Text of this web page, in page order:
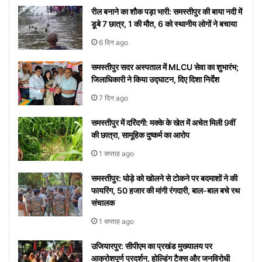
पाएंगे
पर हुआ
वाइरल
रील बनाने का शौक पड़ा भारी: समस्तीपुर की बाया नदी में
डूबे 7 छात्र, 1 की मौत, 6 को स्थानीय लोगों ने बचाया
6 दिन ago
समस्तीपुर सदर अस्पताल में MLCU सेवा का शुभारंभ;
जिलाधिकारी ने किया उद्घाटन, दिए दिशा निर्देश
7 दिन ago
समस्तीपुर में दरिंदगी: मक्के के खेत में अचेत मिली 9वीं
की छात्रा, सामूहिक दुष्कर्म का आरोप
1 सप्ताह ago
समस्तीपुर: घोड़े को खोलने से टोकने पर बदमाशों ने की
फायरिंग, 50 हजार की मांगी रंगदारी, बाल-बाल बचे रथ
संचालक
1 सप्ताह ago
उजियारपुर: सीपीएम का प्रखंड मुख्यालय पर
आक्रोशपूर्ण प्रदर्शन, होल्डिंग टैक्स और जनविरोधी